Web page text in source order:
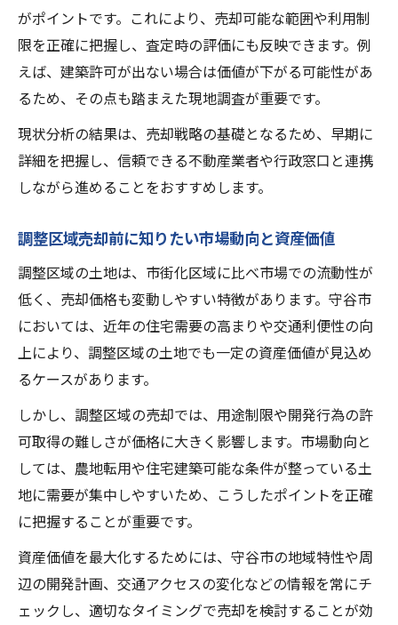
がポイントです。これにより、売却可能な範囲や利用制
限を正確に把握し、査定時の評価にも反映できます。例
えば、建築許可が出ない場合は価値が下がる可能性があ
るため、その点も踏まえた現地調査が重要です。
現状分析の結果は、売却戦略の基礎となるため、早期に
詳細を把握し、信頼できる不動産業者や行政窓口と連携
しながら進めることをおすすめします。
調整区域売却前に知りたい市場動向と資産価値
調整区域の土地は、市街化区域に比べ市場での流動性が
低く、売却価格も変動しやすい特徴があります。守谷市
においては、近年の住宅需要の高まりや交通利便性の向
上により、調整区域の土地でも一定の資産価値が見込め
るケースがあります。
しかし、調整区域の売却では、用途制限や開発行為の許
可取得の難しさが価格に大きく影響します。市場動向と
しては、農地転用や住宅建築可能な条件が整っている土
地に需要が集中しやすいため、こうしたポイントを正確
に把握することが重要です。
資産価値を最大化するためには、守谷市の地域特性や周
辺の開発計画、交通アクセスの変化などの情報を常にチ
ェックし、適切なタイミングで売却を検討することが効